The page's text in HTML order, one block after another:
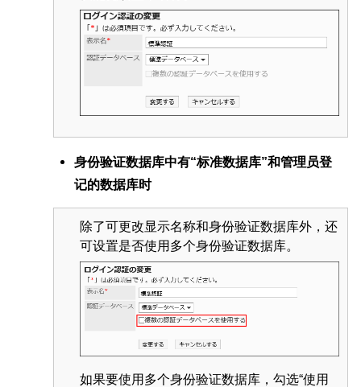
身份验证数据库中有“标准数据库”和管理员登
记的数据库时
除了可更改显示名称和身份验证数据库外，还
可设置是否使用多个身份验证数据库。
如果要使用多个身份验证数据库，勾选“使用